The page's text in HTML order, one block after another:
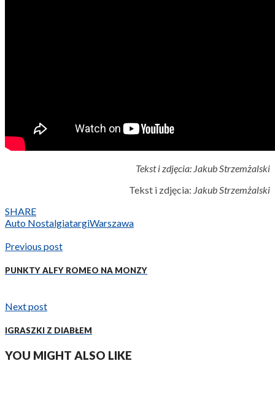
Tekst i zdjęcia: Jakub Strzemżalski
Tekst i zdjęcia: Jakub Strzemżalski
SHARE
Auto NostalgiatargiWarszawa
Previous post
PUNKTY ALFY ROMEO NA MONZY
Next post
IGRASZKI Z DIABŁEM
YOU MIGHT ALSO LIKE